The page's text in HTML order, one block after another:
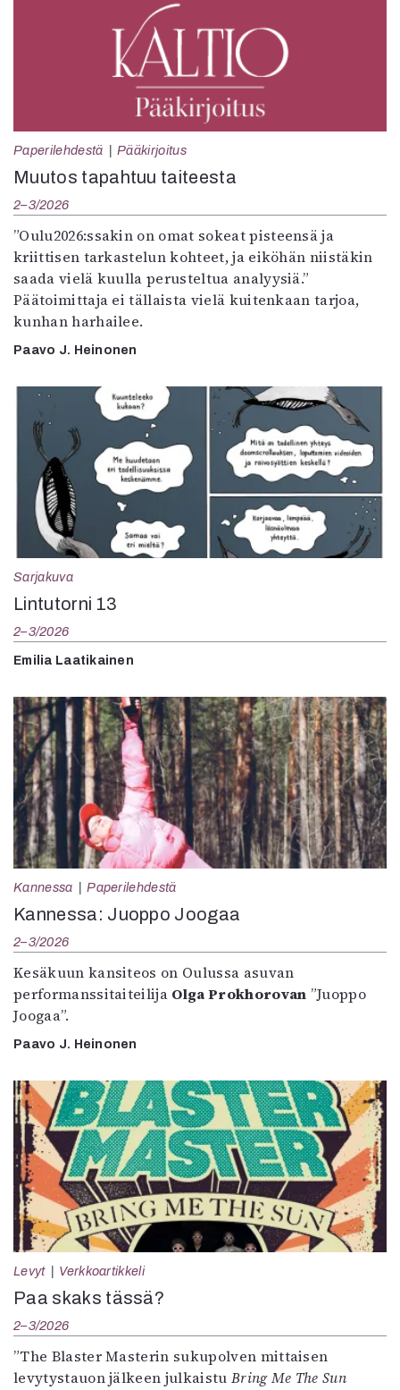
Paperilehdestä Pääkirjoitus
Muutos tapahtuu taiteesta
2–3/2026
”Oulu2026:ssakin on omat sokeat pisteensä ja
kriittisen tarkastelun kohteet, ja eiköhän niistäkin
saada vielä kuulla perusteltua analyysiä.”
Päätoimittaja ei tällaista vielä kuitenkaan tarjoa,
kunhan harhailee.
Paavo J. Heinonen
Sarjakuva
Lintutorni 13
2–3/2026
Emilia Laatikainen
Kannessa Paperilehdestä
Kannessa: Juoppo Joogaa
2–3/2026
Kesäkuun kansiteos on Oulussa asuvan
performanssitaiteilija Olga Prokhorovan ”Juoppo
Joogaa”.
Paavo J. Heinonen
Levyt Verkkoartikkeli
Paa skaks tässä?
2–3/2026
”The Blaster Masterin sukupolven mittaisen
levytystauon jälkeen julkaistu Bring Me The Sun